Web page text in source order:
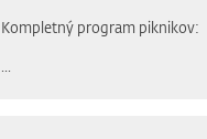
Kompletný program piknikov: